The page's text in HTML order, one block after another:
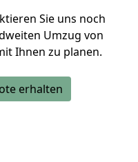
Sie uns noch
Umzug von
Ihnen zu planen.
erhalten